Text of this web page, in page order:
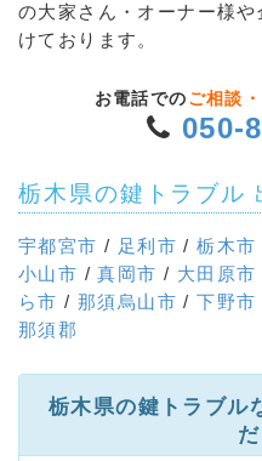
の大家さん・オーナー様
けております。
お電話での ご相談
050-
栃木県の鍵トラブル
宇都宮市 / 足利市 /栃木市
小山市 /真岡市 / 大田原市
ら市 /那須烏山市 /下野市
那須郡
栃木県の鍵トラブル